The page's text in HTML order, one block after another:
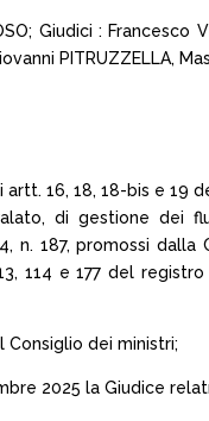
Giudici : Francesco
PITRUZZELLA,
16, 18, 18-bis e 19
di gestione dei
n. 187, promossi
114 e 177 del
dei ministri;
2025 la Giudice